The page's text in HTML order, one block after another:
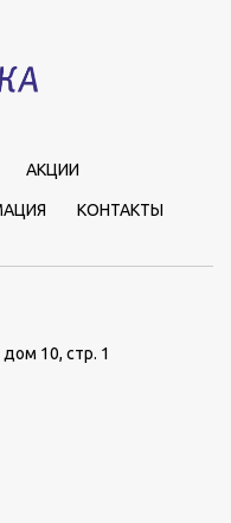
АКЦИИ
КОНТАКТЫ
10, стр. 1